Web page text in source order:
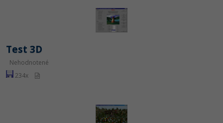
Test 3D
Nehodnotené
234x